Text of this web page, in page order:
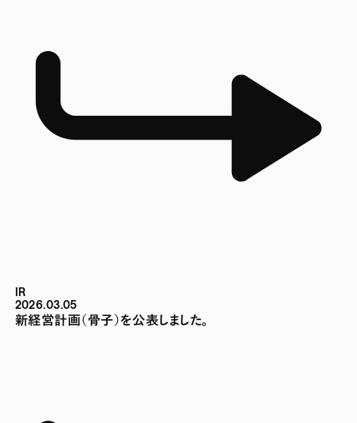
IR
2026.03.05
新経営計画（骨子）を公表しました。